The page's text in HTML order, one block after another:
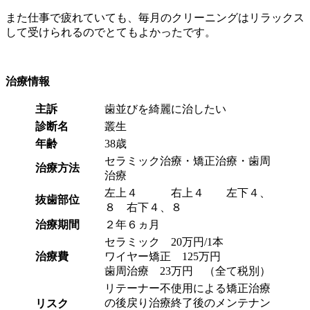
また仕事で疲れていても、毎月のクリーニングはリラックス
して受けられるのでとてもよかったです。
治療情報
主訴
歯並びを綺麗に治したい
診断名
叢生
年齢
38歳
治療方法
セラミック治療・矯正治療・歯周
治療
抜歯部位
左上４ 右上４ 左下４、
８ 右下４、８
治療期間
２年６ヵ月
治療費
セラミック 20万円/1本
ワイヤー矯正 125万円
歯周治療 23万円 （全て税別）
リスク
リテーナー不使用による矯正治療
の後戻り治療終了後のメンテナン